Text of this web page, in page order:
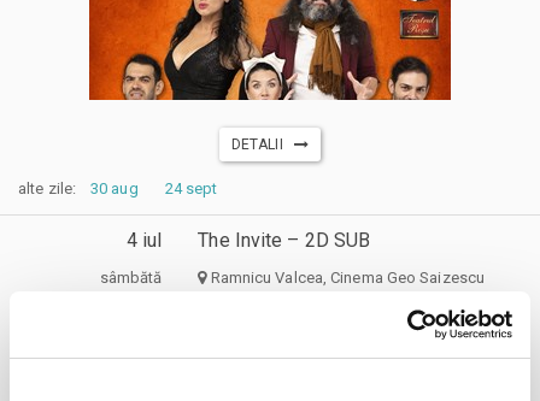
DETALII
alte zile: 30 aug 24 sept
4 iul
sâmbătă
The Invite – 2D SUB
Ramnicu Valcea, Cinema Geo Saizescu